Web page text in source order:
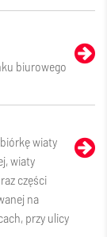
biurowego
wiaty
wiaty
części
na
przy ulicy